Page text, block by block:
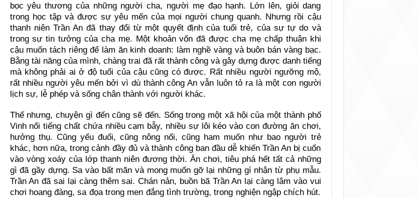
bọc yêu thương của những người cha, người mẹ đạo hạnh. Lớn lên, giỏi dang
trong học tập và được sự yêu mến của mọi người chung quanh. Nhưng rồi cậu
thanh niên Trần An đã thay đổi từ một quyết định của tuổi trẻ, của sự tự do và
trong sự tin tưởng của cha mẹ. Một khoản vốn đã được cha mẹ chấp thuận khi
cậu muốn tách riêng để làm ăn kinh doanh: làm nghề vàng và buôn bán vàng bạc.
Bằng tài năng của mình, chàng trai đã rất thành công và gây dựng được danh tiếng
mà không phải ai ở độ tuổi của cậu cũng có được. Rất nhiều người ngưỡng mộ,
rất nhiều người yêu mến bởi vì dù thành công An vẫn luôn tỏ ra là một con người
lịch sự, lễ phép và sống chân thành với người khác.
Thế nhưng, chuyện gì đến cũng sẽ đến. Sống trong một xã hội của một thành phố
Vinh nổi tiếng chất chứa nhiều cạm bẫy, nhiều sự lôi kéo vào con đường ăn chơi,
hưởng thụ. Cũng yếu đuối, cũng nông nổi, cũng ham muốn như bao người trẻ
khác, hơn nữa, trong cảnh đầy đủ và thành công ban đầu dễ khiến Trần An bị cuốn
vào vòng xoáy của lớp thanh niên đương thời. Ăn chơi, tiêu phá hết tất cả những
gì đã gầy dựng. Sa vào bất mãn và mong muốn gỡ lại những gì nhận từ phụ mẫu.
Trần An đã sai lại càng thêm sai. Chán nản, buồn bã Trần An lại càng lâm vào vui
chơi hoang đàng, sa đọa trong men đắng tình trường, trong nghiện ngập chích hút.